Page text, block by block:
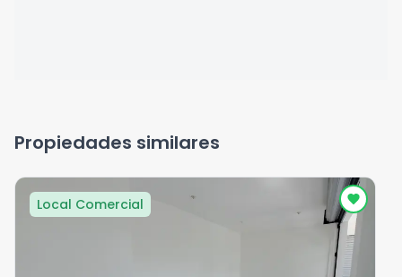
Propiedades similares
Local Comercial